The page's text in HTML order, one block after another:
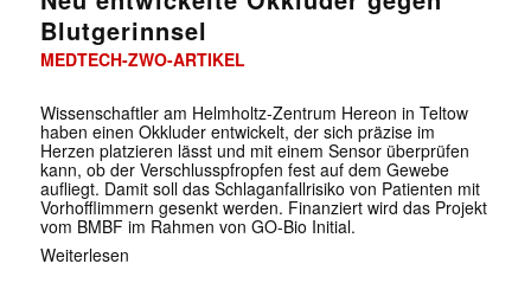
Blutgerinnsel
MEDTECH-ZWO-ARTIKEL
Wissenschaftler am Helmholtz-Zentrum Hereon in Teltow
haben einen Okkluder entwickelt, der sich präzise im
Herzen platzieren lässt und mit einem Sensor überprüfen
kann, ob der Verschlusspfropfen fest auf dem Gewebe
aufliegt. Damit soll das Schlaganfallrisiko von Patienten mit
Vorhofflimmern gesenkt werden. Finanziert wird das Projekt
vom BMBF im Rahmen von GO-Bio Initial.
Weiterlesen